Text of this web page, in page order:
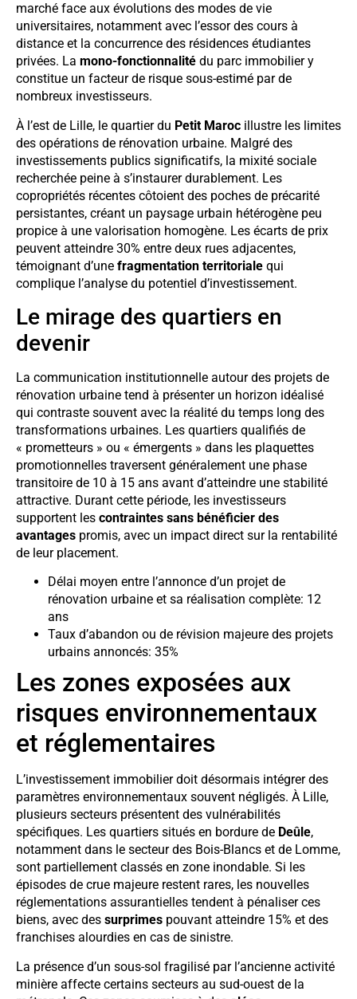
marché face aux évolutions des modes de vie
universitaires, notamment avec l’essor des cours à
distance et la concurrence des résidences étudiantes
privées. La mono-fonctionnalité du parc immobilier y
constitue un facteur de risque sous-estimé par de
nombreux investisseurs.
À l’est de Lille, le quartier du Petit Maroc illustre les limites
des opérations de rénovation urbaine. Malgré des
investissements publics significatifs, la mixité sociale
recherchée peine à s’instaurer durablement. Les
copropriétés récentes côtoient des poches de précarité
persistantes, créant un paysage urbain hétérogène peu
propice à une valorisation homogène. Les écarts de prix
peuvent atteindre 30% entre deux rues adjacentes,
témoignant d’une fragmentation territoriale qui
complique l’analyse du potentiel d’investissement.
Le mirage des quartiers en
devenir
La communication institutionnelle autour des projets de
rénovation urbaine tend à présenter un horizon idéalisé
qui contraste souvent avec la réalité du temps long des
transformations urbaines. Les quartiers qualifiés de
« prometteurs » ou « émergents » dans les plaquettes
promotionnelles traversent généralement une phase
transitoire de 10 à 15 ans avant d’atteindre une stabilité
attractive. Durant cette période, les investisseurs
supportent les contraintes sans bénéficier des
avantages promis, avec un impact direct sur la rentabilité
de leur placement.
Délai moyen entre l’annonce d’un projet de
rénovation urbaine et sa réalisation complète: 12
ans
Taux d’abandon ou de révision majeure des projets
urbains annoncés: 35%
Les zones exposées aux
risques environnementaux
et réglementaires
L’investissement immobilier doit désormais intégrer des
paramètres environnementaux souvent négligés. À Lille,
plusieurs secteurs présentent des vulnérabilités
spécifiques. Les quartiers situés en bordure de Deûle,
notamment dans le secteur des Bois-Blancs et de Lomme,
sont partiellement classés en zone inondable. Si les
épisodes de crue majeure restent rares, les nouvelles
réglementations assurantielles tendent à pénaliser ces
biens, avec des surprimes pouvant atteindre 15% et des
franchises alourdies en cas de sinistre.
La présence d’un sous-sol fragilisé par l’ancienne activité
minière affecte certains secteurs au sud-ouest de la